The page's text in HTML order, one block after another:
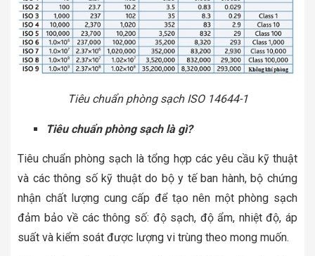
Tiêu chuẩn phòng sạch ISO 14644-1
Tiêu chuẩn phòng sạch là gì?
Tiêu chuẩn phòng sạch là tổng hợp các yêu cầu kỹ thuật
và các thông số kỹ thuật do bộ y tế ban hành, bộ chứng
nhận chất lượng cung cấp để tạo nên một phòng sạch
đảm bảo về các thông số: độ sạch, độ ẩm, nhiệt độ, áp
suất và kiểm soát được lượng vi trùng theo mong muốn.